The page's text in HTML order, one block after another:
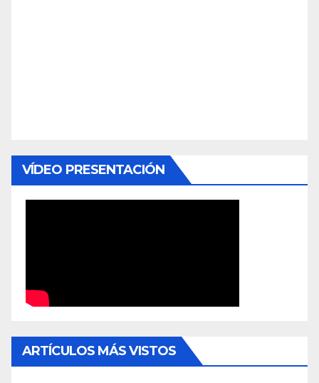
VÍDEO PRESENTACIÓN
ARTÍCULOS MÁS VISTOS